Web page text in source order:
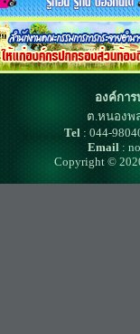
องค์กา
ต.หนองพ
Tel: 044-
Email :
Copyright ©